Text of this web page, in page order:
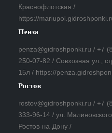
Краснофлотская /
https://
Пенза
penza@gidroshponki.ru / +7
250-07-82 / Совхозная ул.,
15л / https://
Ростов
rostov@gidroshponki.ru / +7
333-96-14 / ул.
Ростов-на-Дону /